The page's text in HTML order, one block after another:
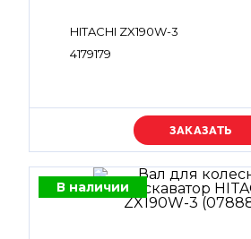
HITACHI ZX190W-3
4179179
Уточняйте цену
В наличии